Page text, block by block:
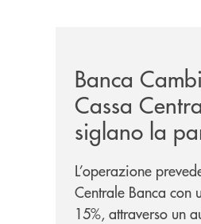
Banca
Cassa
siglano la
strategica
L’operazione
Centrale Banca con
15%, attraverso un